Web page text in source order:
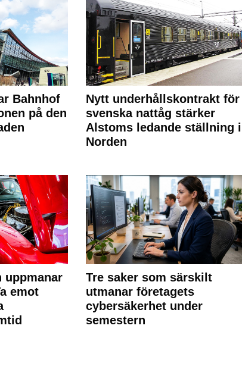
Bahnhof
på den
Nytt underhållskontrakt för
svenska nattåg stärker
Alstoms ledande ställning i
Norden
uppmanar
emot
Tre saker som särskilt
utmanar företagets
cybersäkerhet under
semestern